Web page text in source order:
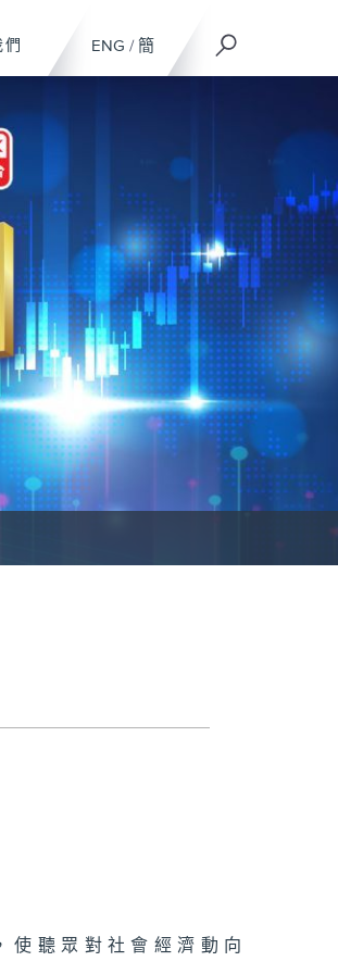
ENG / 簡
們
使聽眾對社會經濟動向